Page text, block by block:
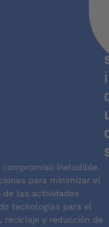
i
ineludible.
para minimizar el
las actividades
tecnologías para el
y reducción de